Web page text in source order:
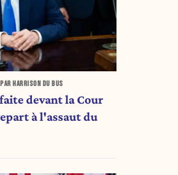
HARRISON DU BUS
devant la Cour
à l'assaut du